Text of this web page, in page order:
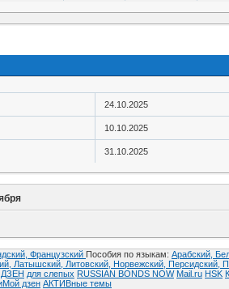
24.10.2025
10.10.2025
31.10.2025
Французский Пособия по языкам: Арабский,
Латышский, Литовский, Норвежский, Персидский,
ДЗЕН для слепых RUSSIAN BONDS NOW Mail.ru HSK
Мой дзен АКТИВные темы